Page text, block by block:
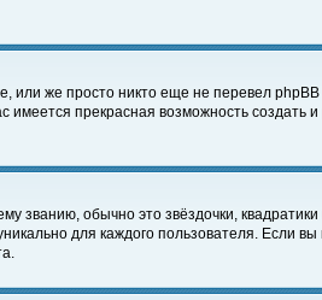
же просто никто еще не перевел
имеется прекрасная возможность
званию, обычно это звёздочки,
для каждого пользователя. Если